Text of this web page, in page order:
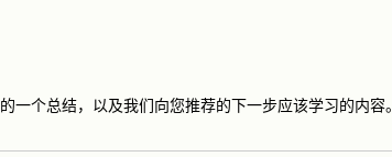
一个总结，以及我们向您推荐的下一步应该学习的内容。